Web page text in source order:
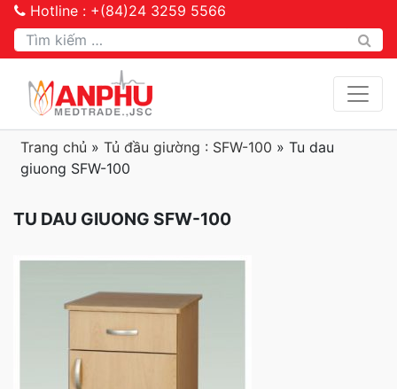
Hotline : +(84)24 3259 5566
Tìm kiếm
Trang chủ » Tủ đầu giường : SFW-100 » Tu dau
giuong SFW-100
TU DAU GIUONG SFW-100